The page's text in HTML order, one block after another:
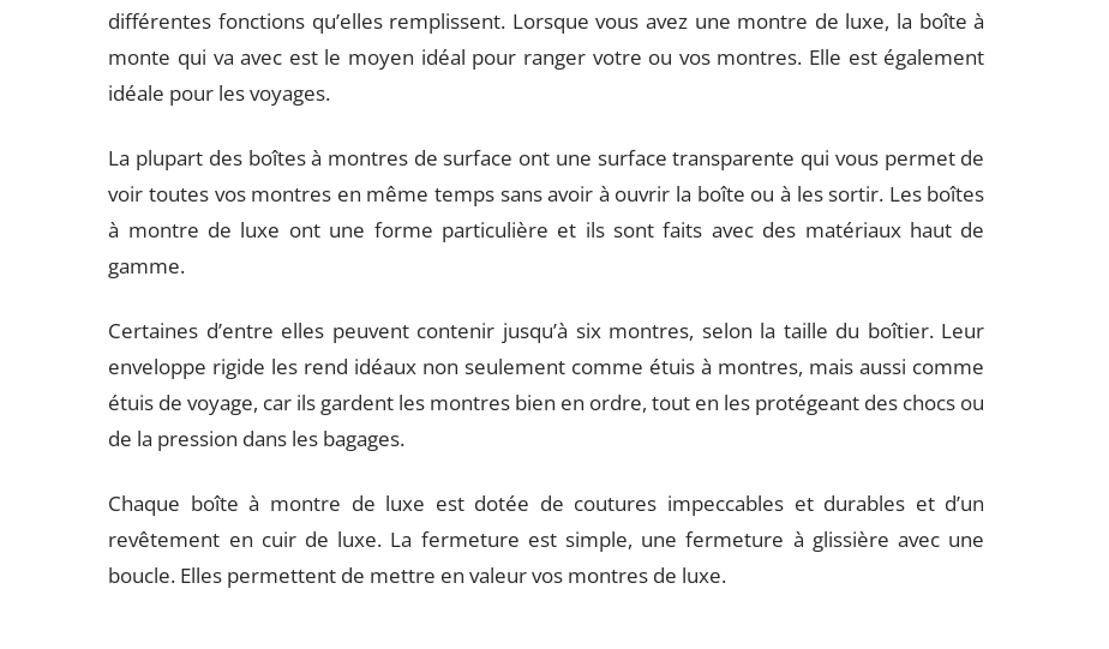
différentes fonctions qu’elles remplissent. Lorsque vous avez une montre de luxe, la boîte à
monte qui va avec est le moyen idéal pour ranger votre ou vos montres. Elle est également
idéale pour les voyages.
La plupart des boîtes à montres de surface ont une surface transparente qui vous permet de
voir toutes vos montres en même temps sans avoir à ouvrir la boîte ou à les sortir. Les boîtes
à montre de luxe ont une forme particulière et ils sont faits avec des matériaux haut de
gamme.
Certaines d’entre elles peuvent contenir jusqu’à six montres, selon la taille du boîtier. Leur
enveloppe rigide les rend idéaux non seulement comme étuis à montres, mais aussi comme
étuis de voyage, car ils gardent les montres bien en ordre, tout en les protégeant des chocs ou
de la pression dans les bagages.
Chaque boîte à montre de luxe est dotée de coutures impeccables et durables et d’un
revêtement en cuir de luxe. La fermeture est simple, une fermeture à glissière avec une
boucle. Elles permettent de mettre en valeur vos montres de luxe.